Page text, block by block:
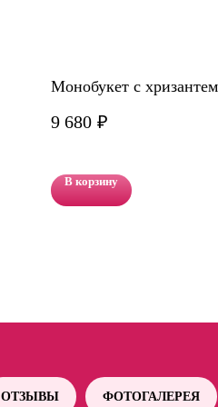
Монобукет с
9 680 ₽
В корзину
ОТЗЫВЫ ФОТОГАЛЕРЕЯ